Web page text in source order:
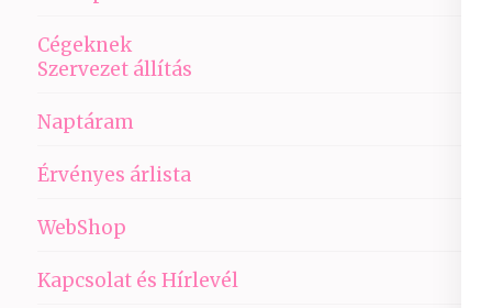
Cégeknek
Szervezet állítás
Naptáram
Érvényes árlista
WebShop
Kapcsolat és Hírlevél